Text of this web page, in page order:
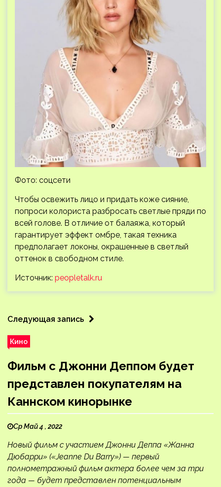
Фото: соцсети
Чтобы освежить лицо и придать коже сияние,
попроси колориста разбросать светлые пряди по
всей голове. В отличие от балаяжа, который
гарантирует эффект омбре, такая техника
предполагает локоны, окрашенные в светлый
оттенок в свободном стиле.
Источник: peopletalk.ru
Следующая запись
Кино
Фильм с Джонни Деппом будет
представлен покупателям на
Каннском кинорынке
Ср Май 4 , 2022
Новый фильм с участием Джонни Деппа «Жанна
Дюбарри» («Jeanne Du Barry») — первый
полнометражный фильм актера более чем за три
года — будет представлен потенциальным